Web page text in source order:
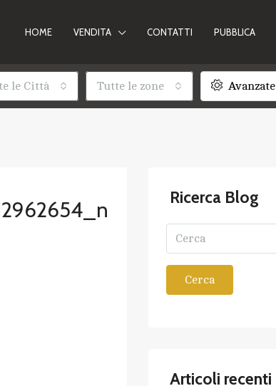
HOME VENDITA CONTATTI PUBBLICA
le Città Tutte le zone Avanzate
Ricerca Blog
Cerca
Articoli recenti